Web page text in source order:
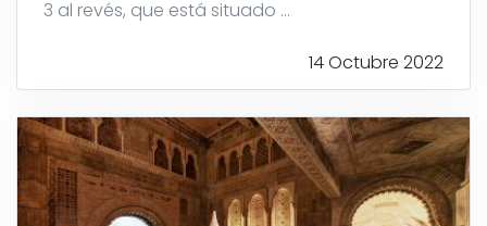
3 al revés, que está situado ...
14 Octubre 2022